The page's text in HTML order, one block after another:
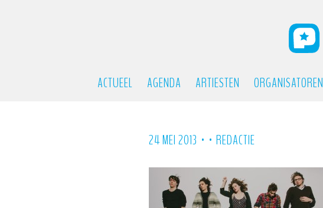
ACTUEEL AGENDA ARTIESTEN ORGANISATOREN
24 MEI 2013 • • REDACTIE